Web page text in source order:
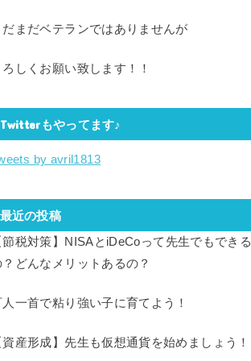
だまだベテランではありませんが
ろしくお願い致します！！
Twitterもやってます♪
by avril1813
最近の投稿
節税対策】NISAとiDeCoって先生でもできる
？どんなメリットあるの？
人一首で粘り強い子に育てよう！
資産形成】先生も仮想通貨を始めましょう！